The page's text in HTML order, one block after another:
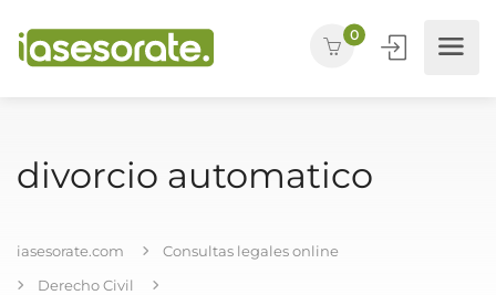
0
divorcio automatico
iasesorate.com
Consultas legales online
Derecho Civil